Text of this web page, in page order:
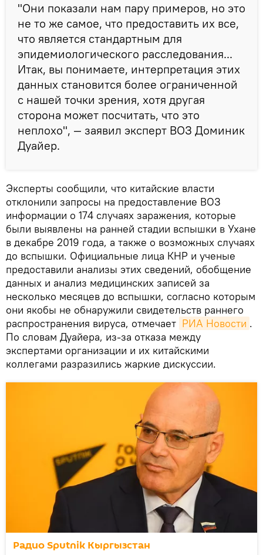
"Они показали нам пару примеров, но это
не то же самое, что предоставить их все,
что является стандартным для
эпидемиологического расследования...
Итак, вы понимаете, интерпретация этих
данных становится более ограниченной
с нашей точки зрения, хотя другая
сторона может посчитать, что это
неплохо", — заявил эксперт ВОЗ Доминик
Дуайер.
Эксперты сообщили, что китайские власти
отклонили запросы на предоставление ВОЗ
информации о 174 случаях заражения, которые
были выявлены на ранней стадии вспышки в Ухане
в декабре 2019 года, а также о возможных случаях
до вспышки. Официальные лица КНР и ученые
предоставили анализы этих сведений, обобщение
данных и анализ медицинских записей за
несколько месяцев до вспышки, согласно которым
они якобы не обнаружили свидетельств раннего
распространения вируса, отмечает РИА Новости .
По словам Дуайера, из-за отказа между
экспертами организации и их китайскими
коллегами разразились жаркие дискуссии.
Радио Sputnik Кыргызстан